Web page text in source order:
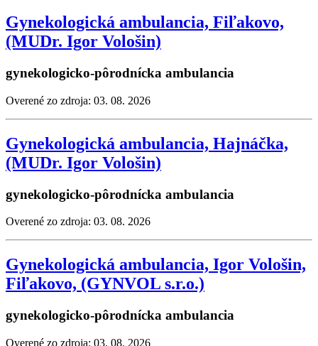
Gynekologická ambulancia, Fiľakovo,
(MUDr. Igor Vološin)
gynekologicko-pôrodnícka ambulancia
Overené zo zdroja: 03. 08. 2026
Gynekologická ambulancia, Hajnáčka,
(MUDr. Igor Vološin)
gynekologicko-pôrodnícka ambulancia
Overené zo zdroja: 03. 08. 2026
Gynekologická ambulancia, Igor Vološin,
Fiľakovo, (GYNVOL s.r.o.)
gynekologicko-pôrodnícka ambulancia
Overené zo zdroja: 03. 08. 2026